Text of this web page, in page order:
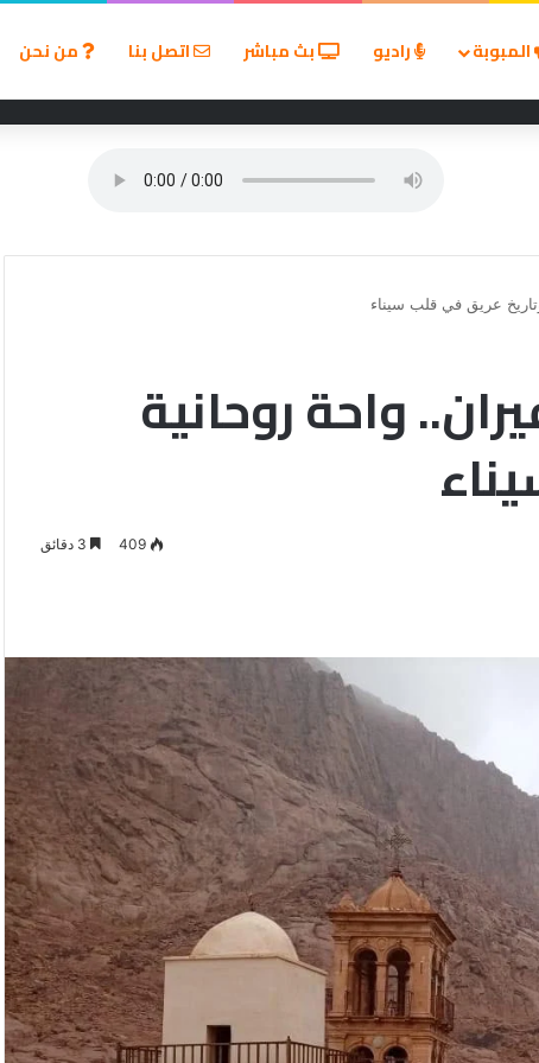
المبوبة راديو بث مباشر اتصل بنا من نحن
لوقف انتهاكات الاحتلال في مخيم قلنديا
عريق في قلب سيناء
واحة روحانية
409